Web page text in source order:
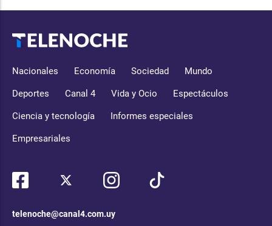
Nacionales Economía Sociedad Mundo
Deportes Canal 4 Vida y Ocio Espectáculos
Ciencia y tecnología Informes especiales
Empresariales
telenoche@canal4.com.uy